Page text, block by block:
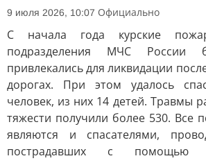
9 июля 2026, 10:07 Официально
С начала года курские
подразделения МЧС России
привлекались для ликвидации
дорогах. При этом удалось
человек, из них 14 детей. Травмы
тяжести получили более 530. Все
являются и спасателями,
пострадавших с помощью